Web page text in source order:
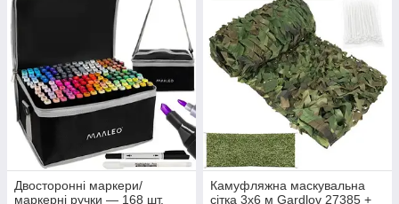
Двосторонні маркери/
маркерні ручки — 168 шт.
Камуфляжна маскувальна
сітка 3x6 м Gardlov 27385 +